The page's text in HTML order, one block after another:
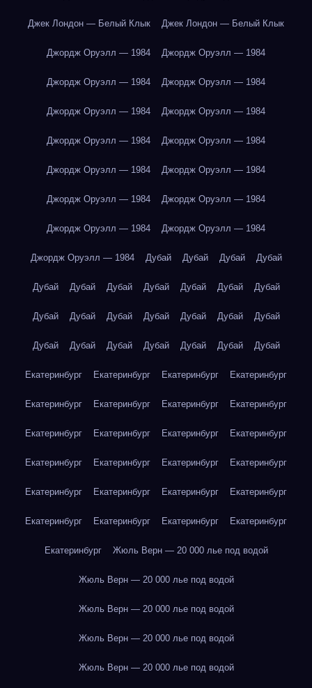
Джек Лондон — Белый Клык Джек Лондон — Белый Клык
Джордж Оруэлл — 1984 Джордж Оруэлл — 1984
Джордж Оруэлл — 1984 Джордж Оруэлл — 1984
Джордж Оруэлл — 1984 Джордж Оруэлл — 1984
Джордж Оруэлл — 1984 Джордж Оруэлл — 1984
Джордж Оруэлл — 1984 Джордж Оруэлл — 1984
Джордж Оруэлл — 1984 Джордж Оруэлл — 1984
Джордж Оруэлл — 1984 Джордж Оруэлл — 1984
Джордж Оруэлл — 1984 Дубай Дубай Дубай Дубай
Дубай Дубай Дубай Дубай Дубай Дубай Дубай
Дубай Дубай Дубай Дубай Дубай Дубай Дубай
Дубай Дубай Дубай Дубай Дубай Дубай Дубай
Екатеринбург Екатеринбург Екатеринбург Екатеринбург
Екатеринбург Екатеринбург Екатеринбург Екатеринбург
Екатеринбург Екатеринбург Екатеринбург Екатеринбург
Екатеринбург Екатеринбург Екатеринбург Екатеринбург
Екатеринбург Екатеринбург Екатеринбург Екатеринбург
Екатеринбург Екатеринбург Екатеринбург Екатеринбург
Екатеринбург Жюль Верн — 20 000 лье под водой
Жюль Верн — 20 000 лье под водой
Жюль Верн — 20 000 лье под водой
Жюль Верн — 20 000 лье под водой
Жюль Верн — 20 000 лье под водой